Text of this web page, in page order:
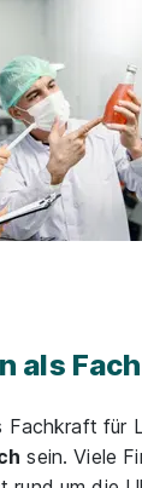
als
Fachkraft für
sein. Viele